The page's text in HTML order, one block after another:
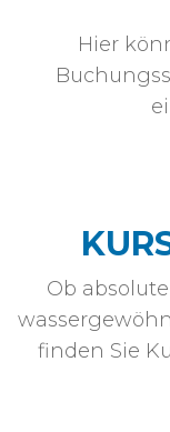
Hier
Ob
finden Sie